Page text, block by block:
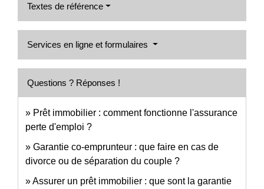
Textes de référence
Services en ligne et formulaires
Questions ? Réponses !
Prêt immobilier : comment fonctionne l'assurance
perte d'emploi ?
Garantie co-emprunteur : que faire en cas de
divorce ou de séparation du couple ?
Assurer un prêt immobilier : que sont la garantie